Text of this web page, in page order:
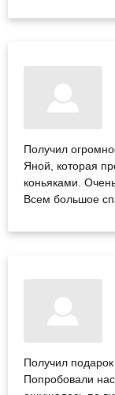
Получил
Яной, которая
коньяками.
Всем большое
Получил
Попробовали